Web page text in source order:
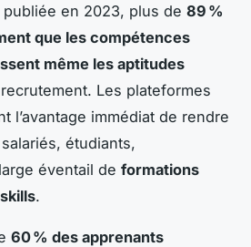
en 2023, plus de 89 %
que les compétences
même les aptitudes
Les plateformes
l’avantage immédiat de rendre
étudiants,
éventail de formations
.
60 % des apprenants